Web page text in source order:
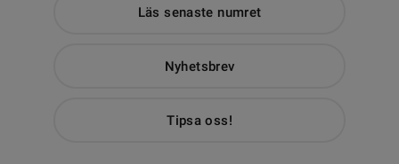
Läs senaste numret
Nyhetsbrev
Tipsa oss!